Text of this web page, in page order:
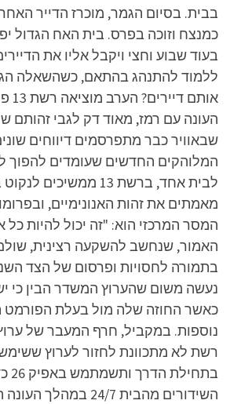
בבית. בסיום הגמר, מוכרז הדייר
כמנצח וזוכה בפרס. בית האח הגדול
בעוד שבוע וחצי ויקבל אליו את
ללמוד להתנהג בהתאם, כשהשאלה
העונה עם רמז, מאוד דק לגבי זהותם
שבאוויר כבר מתפרסמים דיווחים
המלוהקים החדשים שעומדים להפוך
לבית אחד, ברשת 13
מאמתים את זהות האנונימיים,
המסר המרכזי הוא: "זה יכול להיות
האמור, שנחשב להשקעה רצינית,
בתמורה לחסויות ופרסום של הצד
נעשה משום שהערוץ המשדר הבין כי
כאשר החוזה שלה מול בעלת הפורמט
רשת לא מתכוונת לחזור לערוץ
השידורים מהבית 24/7